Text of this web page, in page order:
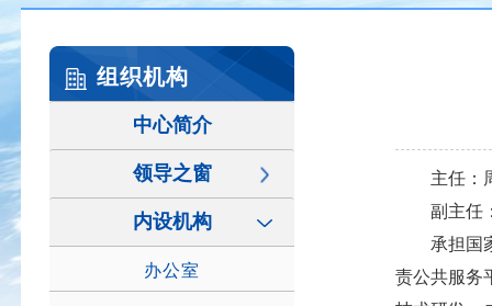
组织机构
中心简介
领导之窗
内设机构
办公室
主任：
副主任
承担国家
责公共服务